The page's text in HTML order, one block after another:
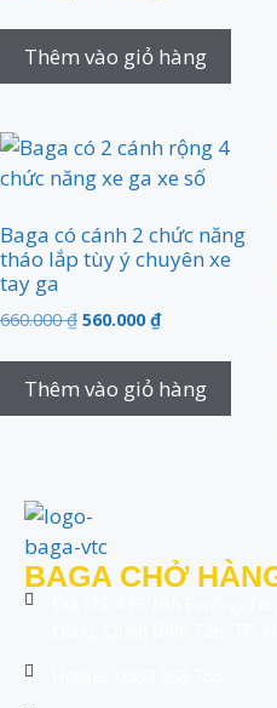
Thêm vào giỏ hàng
Baga có cánh 2 chức năng
tháo lắp tùy ý chuyên xe
tay ga
660.000₫ 560.000₫
Thêm vào giỏ hàng
BAGA CHỞ